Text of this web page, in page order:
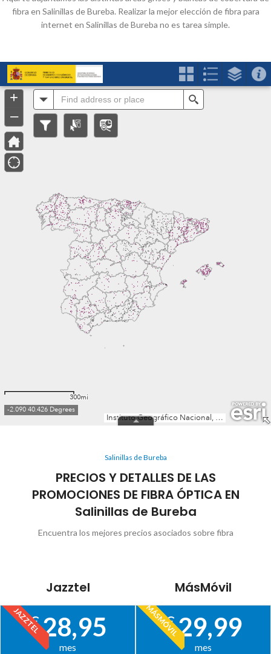
fibra en Salinillas de Bureba. Realizar la mejor elección de fibra para
internet en Salinillas de Bureba no es tarea simple.
Salinillas de Bureba
PRECIOS Y DETALLES DE LAS
PROMOCIONES DE FIBRA ÓPTICA EN
Salinillas de Bureba
Encuentra los mejores precios asociados sobre fibra
Jazztel
JAZZTEL
€28,95
mes
MásMóvil
MÁSMÓVIL
€29,99
mes